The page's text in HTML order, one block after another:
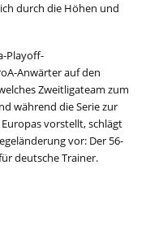
durch die Höhen und
Playoff-
Anwärter auf den
Zweitligateam zum
während die Serie zur
vorstellt, schlägt
vor: Der 56-
deutsche Trainer.